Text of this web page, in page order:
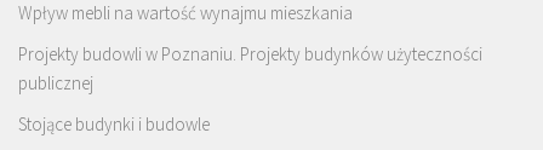
Wpływ mebli na wartość wynajmu mieszkania
Projekty budowli w Poznaniu. Projekty budynków użyteczności
publicznej
Stojące budynki i budowle